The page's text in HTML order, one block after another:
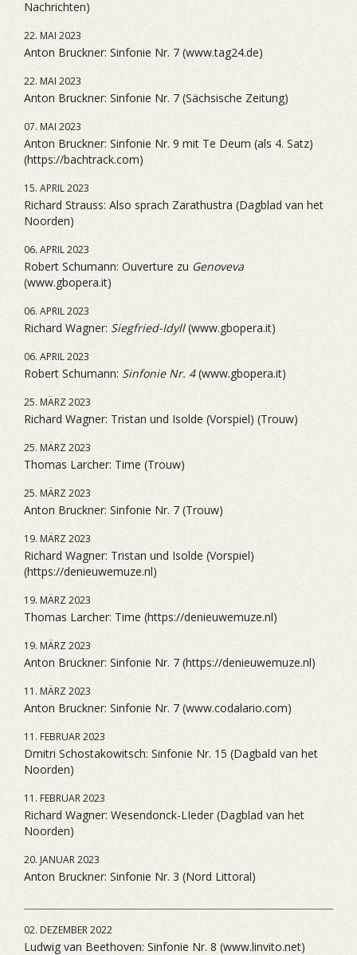
Nachrichten)
22. MAI 2023
Anton Bruckner: Sinfonie Nr. 7 (www.tag24.de)
22. MAI 2023
Anton Bruckner: Sinfonie Nr. 7 (Sächsische Zeitung)
07. MAI 2023
Anton Bruckner: Sinfonie Nr. 9 mit Te Deum (als 4. Satz)
(https://bachtrack.com)
15. APRIL 2023
Richard Strauss: Also sprach Zarathustra (Dagblad van het
Noorden)
06. APRIL 2023
Robert Schumann: Ouverture zu Genoveva
(www.gbopera.it)
06. APRIL 2023
Richard Wagner: Siegfried-Idyll(www.gbopera.it)
06. APRIL 2023
Robert Schumann: Sinfonie Nr. 4(www.gbopera.it)
25. MÄRZ 2023
Richard Wagner: Tristan und Isolde (Vorspiel) (Trouw)
25. MÄRZ 2023
Thomas Larcher: Time (Trouw)
25. MÄRZ 2023
Anton Bruckner: Sinfonie Nr. 7 (Trouw)
19. MÄRZ 2023
Richard Wagner: Tristan und Isolde (Vorspiel)
(https://denieuwemuze.nl)
19. MÄRZ 2023
Thomas Larcher: Time (https://denieuwemuze.nl)
19. MÄRZ 2023
Anton Bruckner: Sinfonie Nr. 7 (https://denieuwemuze.nl)
11. MÄRZ 2023
Anton Bruckner: Sinfonie Nr. 7 (www.codalario.com)
11. FEBRUAR 2023
Dmitri Schostakowitsch: Sinfonie Nr. 15 (Dagbald van het
Noorden)
11. FEBRUAR 2023
Richard Wagner: Wesendonck-LIeder (Dagblad van het
Noorden)
20. JANUAR 2023
Anton Bruckner: Sinfonie Nr. 3 (Nord Littoral)
02. DEZEMBER 2022
Ludwig van Beethoven: Sinfonie Nr. 8 (www.linvito.net)